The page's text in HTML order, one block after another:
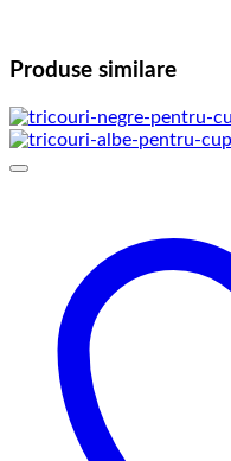
Produse similare